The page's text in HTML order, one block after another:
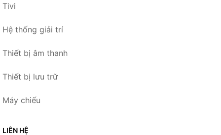
Tivi
Hệ thống giải trí
Thiết bị âm thanh
Thiết bị lưu trữ
Máy chiếu
LIÊN HỆ